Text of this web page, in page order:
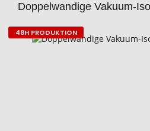
Doppelwandige Vakuum-
Zum
48H PRODUKTION